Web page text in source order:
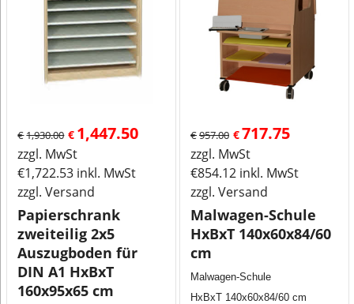
€1,930.00 € 1,447.50
zzgl. MwSt
€1,722.53 inkl. MwSt
zzgl. Versand
Papierschrank
zweiteilig 2x5
Auszugboden für
DIN A1 HxBxT
160x95x65 cm
€957.00 €717.75
zzgl. MwSt
€854.12 inkl. MwSt
zzgl. Versand
Malwagen-Schule
HxBxT 140x60x84/60
cm
Malwagen-Schule
HxBxT 140x60x84/60 cm